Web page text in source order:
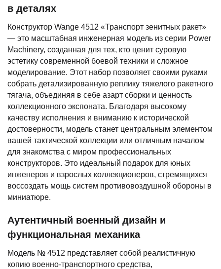
в деталях
Конструктор Wange 4512 «Транспорт зенитных ракет»
— это масштабная инженерная модель из серии Power
Machinery, созданная для тех, кто ценит суровую
эстетику современной боевой техники и сложное
моделирование. Этот набор позволяет своими руками
собрать детализированную реплику тяжелого ракетного
тягача, объединяя в себе азарт сборки и ценность
коллекционного экспоната. Благодаря высокому
качеству исполнения и вниманию к исторической
достоверности, модель станет центральным элементом
вашей тактической коллекции или отличным началом
для знакомства с миром профессиональных
конструкторов. Это идеальный подарок для юных
инженеров и взрослых коллекционеров, стремящихся
воссоздать мощь систем противовоздушной обороны в
миниатюре.
Аутентичный военный дизайн и
функциональная механика
Модель № 4512 представляет собой реалистичную
копию военно-транспортного средства,